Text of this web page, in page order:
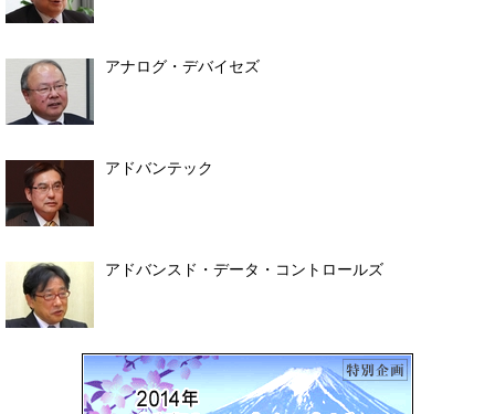
アナログ・デバイセズ
アドバンテック
アドバンスド・データ・コントロールズ